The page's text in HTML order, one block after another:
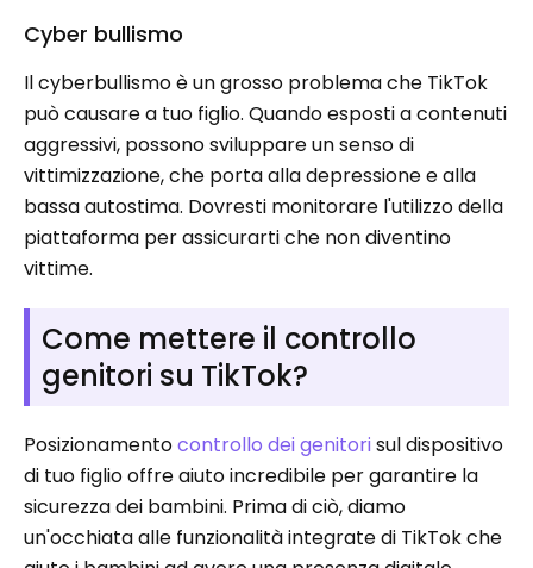
Cyber ​​bullismo
Il cyberbullismo è un grosso problema che TikTok
può causare a tuo figlio. Quando esposti a contenuti
aggressivi, possono sviluppare un senso di
vittimizzazione, che porta alla depressione e alla
bassa autostima. Dovresti monitorare l'utilizzo della
piattaforma per assicurarti che non diventino
vittime.
Come mettere il controllo
genitori su TikTok?
Posizionamentocontrollo dei genitorisul dispositivo
di tuo figlio offre aiuto incredibile per garantire la
sicurezza dei bambini. Prima di ciò, diamo
un'occhiata alle funzionalità integrate di TikTok che